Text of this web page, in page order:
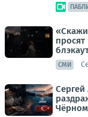
просят
СМИ
Сергей